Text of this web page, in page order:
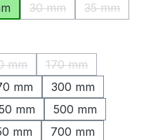
30 mm
(Diese Option ist
35 mm
(Diese
verfügbar.)
ist zurzeit nicht verfügbar.)
mm
(Diese Option ist zurzeit nicht
170 mm
(Diese Option ist
mm
300 mm
mm
500 mm
mm
700 mm